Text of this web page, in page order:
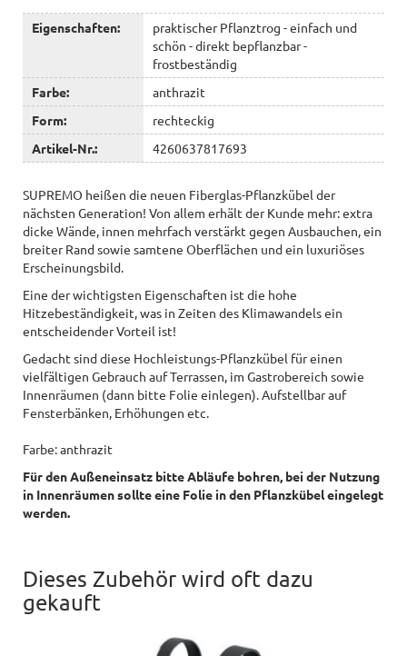
Eigenschaften:
praktischer Pflanztrog - einfach und
schön - direkt bepflanzbar -
frostbeständig
Farbe:
anthrazit
Form:
rechteckig
Artikel-Nr.:
4260637817693
SUPREMO heißen die neuen Fiberglas-Pflanzkübel der
nächsten Generation! Von allem erhält der Kunde mehr: extra
dicke Wände, innen mehrfach verstärkt gegen Ausbauchen, ein
breiter Rand sowie samtene Oberflächen und ein luxuriöses
Erscheinungsbild.
Eine der wichtigsten Eigenschaften ist die hohe
Hitzebeständigkeit, was in Zeiten des Klimawandels ein
entscheidender Vorteil ist!
Gedacht sind diese Hochleistungs-Pflanzkübel für einen
vielfältigen Gebrauch auf Terrassen, im Gastrobereich sowie
Innenräumen (dann bitte Folie einlegen). Aufstellbar auf
Fensterbänken, Erhöhungen etc.
Farbe: anthrazit
Für den Außeneinsatz bitte Abläufe bohren, bei der Nutzung
in Innenräumen sollte eine Folie in den Pflanzkübel eingelegt
werden.
Dieses Zubehör wird oft dazu
gekauft